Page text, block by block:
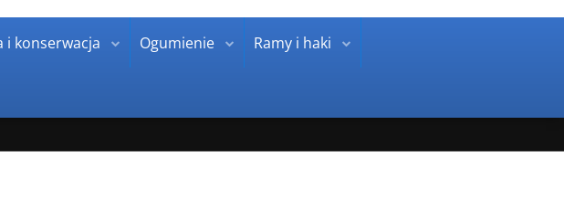
i konserwacja Ogumienie Ramy i haki